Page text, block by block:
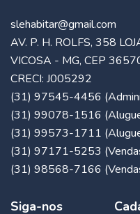
slehabitar@gmail.com
AV. P. H. ROLFS, 358
VICOSA - MG, CEP
CRECI: J005292
(31) 97545-4456
(31) 99078-1516
(31) 99573-1711
(31) 97171-5253
(31) 98568-7166
Siga-nos